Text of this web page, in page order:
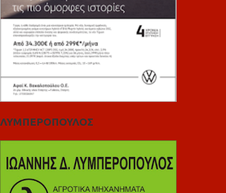
ΛΥΜΠΕΡΟΠΟΥΛΟΣ